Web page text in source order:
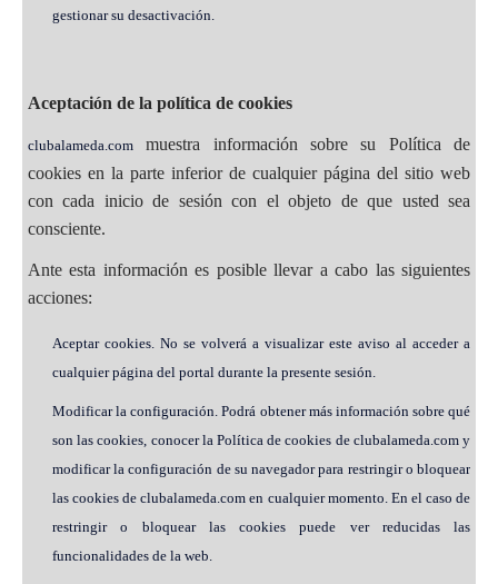
gestionar su desactivación.
Aceptación de la política de cookies
clubalameda.com muestra información sobre su Política de
cookies en la parte inferior de cualquier página del sitio web
con cada inicio de sesión con el objeto de que usted sea
consciente.
Ante esta información es posible llevar a cabo las siguientes
acciones:
Aceptar cookies. No se volverá a visualizar este aviso al acceder a
cualquier página del portal durante la presente sesión.
Modificar la configuración. Podrá obtener más información sobre qué
son las cookies, conocer la Política de cookies de clubalameda.com y
modificar la configuración de su navegador para restringir o bloquear
las cookies de clubalameda.com en cualquier momento. En el caso de
restringir o bloquear las cookies puede ver reducidas las
funcionalidades de la web.